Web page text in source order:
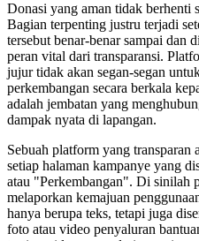
Donasi yang aman tidak berhenti
Bagian terpenting justru terjadi
tersebut benar-benar sampai dan
peran vital dari transparansi.
jujur tidak akan segan-segan
perkembangan secara berkala
adalah jembatan yang
dampak nyata di lapangan.
Sebuah platform yang
setiap halaman kampanye yang
atau "Perkembangan". Di sinilah
melaporkan kemajuan
hanya berupa teks, tetapi juga
foto atau video penyaluran